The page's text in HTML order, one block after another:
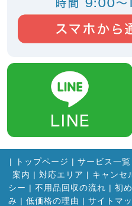
| トップページ | サービス一覧
案内 | 対応エリア | キャンセ
シー | 不用品回収の流れ | 初
み | 低価格の理由 | サイトマ